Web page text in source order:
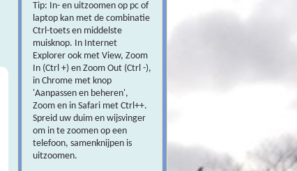
Tip: In- en uitzoomen op pc of
laptop kan met de combinatie
Ctrl-toets en middelste
muisknop. In Internet
Explorer ook met View, Zoom
In (Ctrl +) en Zoom Out (Ctrl -),
in Chrome met knop
'Aanpassen en beheren',
Zoom en in Safari met Ctrl++.
Spreid uw duim en wijsvinger
om in te zoomen op een
telefoon, samenknijpen is
uitzoomen.